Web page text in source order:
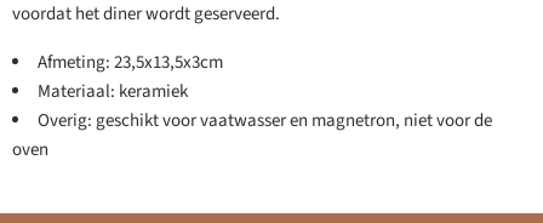
voordat het diner wordt geserveerd.
Afmeting: 23,5x13,5x3cm
Materiaal: keramiek
Overig: geschikt voor vaatwasser en magnetron, niet voor de
oven